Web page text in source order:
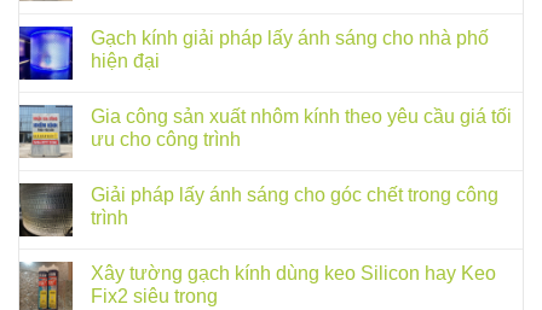
Gạch kính giải pháp lấy ánh sáng cho nhà phố
hiện đại
Gia công sản xuất nhôm kính theo yêu cầu giá tối
ưu cho công trình
Giải pháp lấy ánh sáng cho góc chết trong công
trình
Xây tường gạch kính dùng keo Silicon hay Keo
Fix2 siêu trong